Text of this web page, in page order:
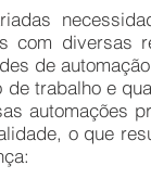
com diversas
de
de trabalho e
automações
o que